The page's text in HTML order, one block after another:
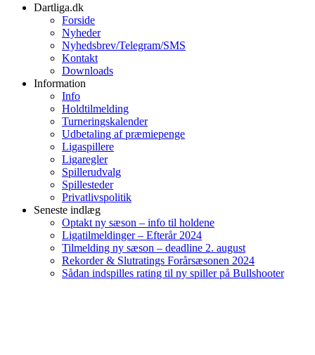
Dartliga.dk
Forside
Nyheder
Nyhedsbrev/Telegram/SMS
Kontakt
Downloads
Information
Info
Holdtilmelding
Turneringskalender
Udbetaling af præmiepenge
Ligaspillere
Ligaregler
Spillerudvalg
Spillesteder
Privatlivspolitik
Seneste indlæg
Optakt ny sæson – info til holdene
Ligatilmeldinger – Efterår 2024
Tilmelding ny sæson – deadline 2. august
Rekorder & Slutratings Forårsæsonen 2024
Sådan indspilles rating til ny spiller på Bullshooter